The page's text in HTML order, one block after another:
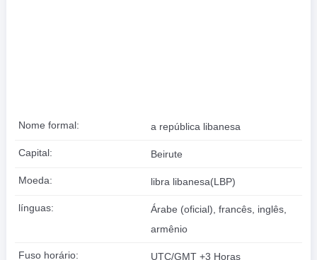
Nome formal: a república libanesa
Capital: Beirute
Moeda: libra libanesa(LBP)
línguas:
Árabe (oficial), francês, inglês,
armênio
Fuso horário: UTC/GMT +3 Horas